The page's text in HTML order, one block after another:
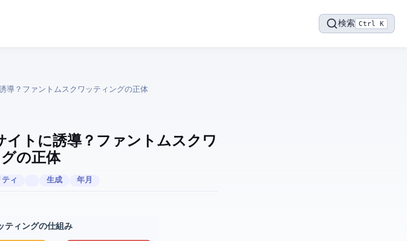
検索 Ctrl K
誘導？ — ファントムスクワッティングの正体
イトに誘導？ — ファントムスクワ
の正体
ィ 生成AI 2026年7月
ティングの仕組み